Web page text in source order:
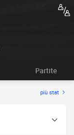
Partite
più stat